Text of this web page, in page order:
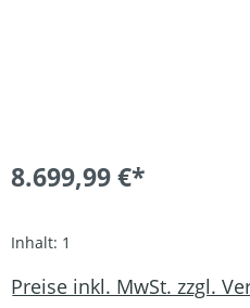
8.699,99 €*
Inhalt: 1
Preise inkl. MwSt. zzgl.